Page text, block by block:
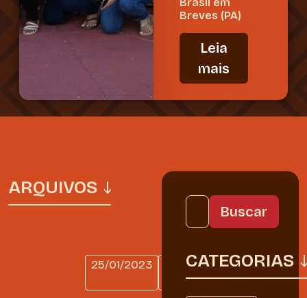
Breves (PA)
Leia
mais
ARQUIVOS
25/01/2023
SEM
CATEGORIA
CATEGORIAS